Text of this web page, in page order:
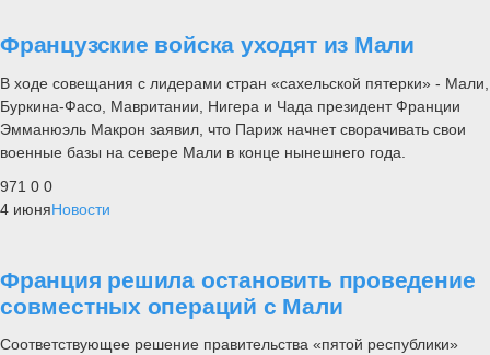
Французские войска уходят из Мали
В ходе совещания с лидерами стран «сахельской пятерки» - Мали,
Буркина-Фасо, Мавритании, Нигера и Чада президент Франции
Эмманюэль Макрон заявил, что Париж начнет сворачивать свои
военные базы на севере Мали в конце нынешнего года.
971 0 0
4 июняНовости
Франция решила остановить проведение
совместных операций с Мали
Соответствующее решение правительства «пятой республики»